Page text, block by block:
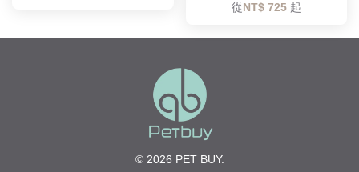
從NT$ 725 起
© 2026 PET BUY.